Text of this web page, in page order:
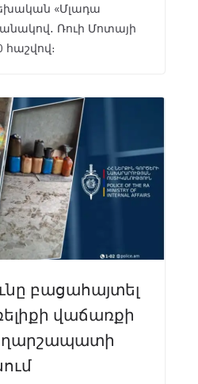
«Մլադա
Ռուի Մոտայի
հաշվով։
բացահայտել
վաճառքի